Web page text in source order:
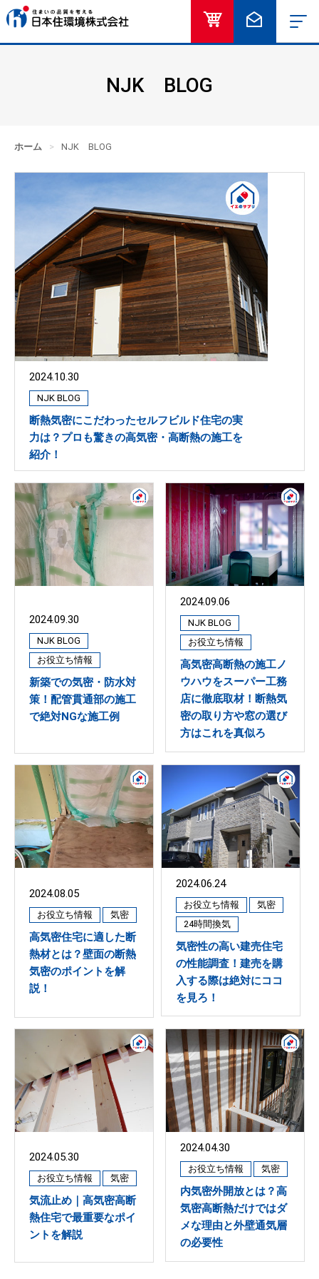
オンラインショ
NJK BLOG
ホーム > NJK BLOG
2024.10.30
NJK BLOG
断熱気密にこだわったセルフビルド住宅の実
力は？プロも驚きの高気密・高断熱の施工を
紹介！
2024.09.30
NJK BLOG
お役立ち情報
新築での気密・防水対
策！配管貫通部の施工
で絶対NGな施工例
2024.09.06
NJK BLOG
お役立ち情報
高気密高断熱の施工ノ
ウハウをスーパー工務
店に徹底取材！断熱気
密の取り方や窓の選び
方はこれを真似ろ
2024.08.05
お役立ち情報 気密
高気密住宅に適した断
熱材とは？壁面の断熱
気密のポイントを解
説！
2024.06.24
お役立ち情報
気密
24時間換気
気密性の高い建売住宅
の性能調査！建売を購
入する際は絶対にココ
を見ろ！
2024.05.30
お役立ち情報 気密
気流止め｜高気密高断
熱住宅で最重要なポイ
ントを解説
2024.04.30
お役立ち情報 気密
内気密外開放とは？高
気密高断熱だけではダ
メな理由と外壁通気層
の必要性